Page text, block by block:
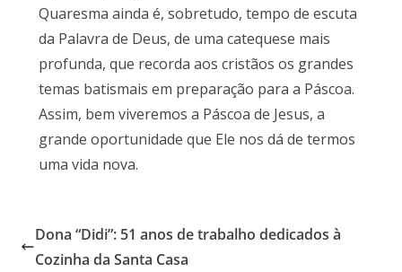
Quaresma ainda é, sobretudo, tempo de escuta
da Palavra de Deus, de uma catequese mais
profunda, que recorda aos cristãos os grandes
temas batismais em preparação para a Páscoa.
Assim, bem viveremos a Páscoa de Jesus, a
grande oportunidade que Ele nos dá de termos
uma vida nova.
Dona “Didi”: 51 anos de trabalho dedicados à
Cozinha da Santa Casa